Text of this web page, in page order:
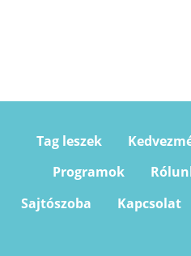
Tag leszek
Programok
Sajtószoba
Kapcsolat